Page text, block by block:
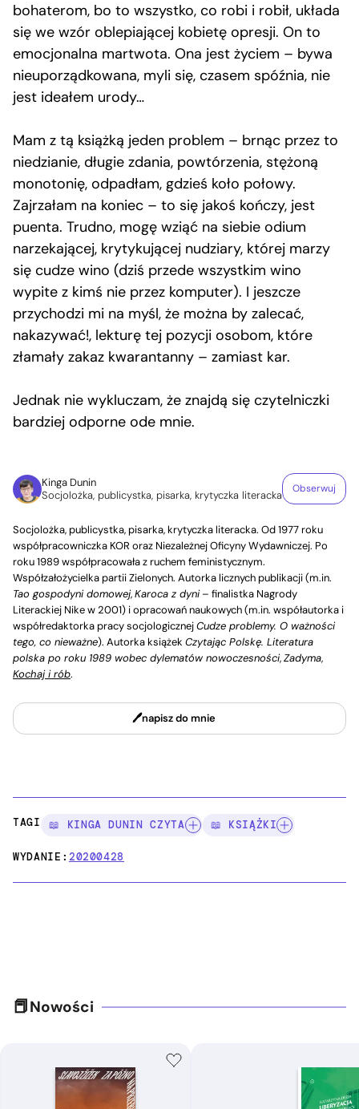
bohaterom, bo to wszystko, co robi i robił, układa
się we wzór oblepiającej kobietę opresji. On to
emocjonalna martwota. Ona jest życiem – bywa
nieuporządkowana, myli się, czasem spóźnia, nie
jest ideałem urody…
Mam z tą książką jeden problem – brnąc przez to
niedzianie, długie zdania, powtórzenia, stężoną
monotonię, odpadłam, gdzieś koło połowy.
Zajrzałam na koniec – to się jakoś kończy, jest
puenta. Trudno, mogę wziąć na siebie odium
narzekającej, krytykującej nudziary, której marzy
się cudze wino (dziś przede wszystkim wino
wypite z kimś nie przez komputer). I jeszcze
przychodzi mi na myśl, że można by zalecać,
nakazywać!, lekturę tej pozycji osobom, które
złamały zakaz kwarantanny – zamiast kar.
Jednak nie wykluczam, że znajdą się czytelniczki
bardziej odporne ode mnie.
Kinga Dunin
Socjolożka, publicystka, pisarka, krytyczka literacka
Obserwuj
Socjolożka, publicystka, pisarka, krytyczka literacka. Od 1977 roku
współpracowniczka KOR oraz Niezależnej Oficyny Wydawniczej. Po
roku 1989 współpracowała z ruchem feministycznym.
Współzałożycielka partii Zielonych. Autorka licznych publikacji (m.in.
Tao gospodyni domowej,Karoca z dyni– finalistka Nagrody
Literackiej Nike w 2001) i opracowań naukowych (m.in. współautorka i
współredaktorka pracy socjologicznejCudze problemy. O ważności
tego, co nieważne). Autorka książek Czytając Polskę. Literatura
polska po roku 1989 wobec dylematów nowoczesności,Zadyma,
Kochaj i rób.
napisz do mnie
TAGI: 📖 KINGA DUNIN CZYTA 📖 KSIĄŻKI
WYDANIE:20200428
Nowości